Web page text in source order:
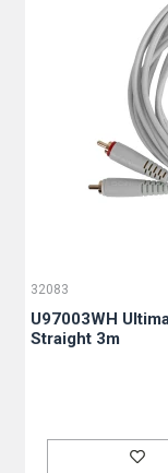
32083
U97003WH
Straight 3m